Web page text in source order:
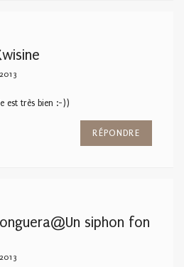
est très bien :-))
RÉPONDRE
siphon fon